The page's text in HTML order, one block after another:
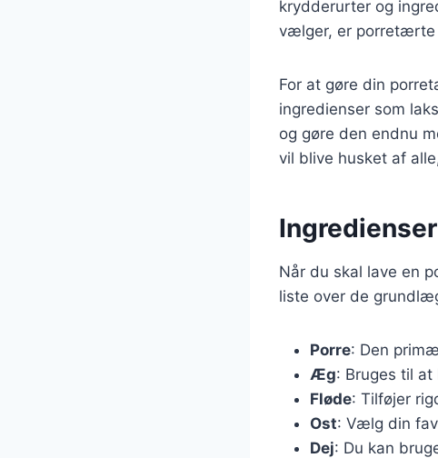
krydderurter og
vælger, er porretærte
For at gøre din
ingredienser som
og gøre den endnu
vil blive husket af
Når du skal lave en
liste over de
Porre: Den
Æg: Bruges til
Fløde: Tilføjer
Ost: Vælg din
Dej: Du kan